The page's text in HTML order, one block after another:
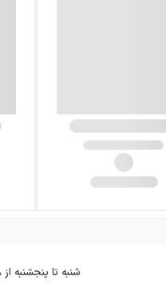
شنبه تا پنجشنبه از ۸ صبح تا ۱۸ عصر بجز روزهای تعطیل